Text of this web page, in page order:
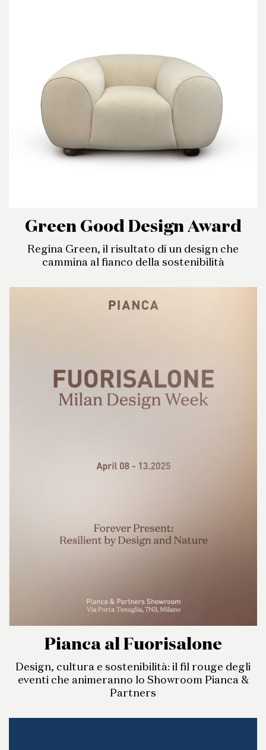
Green Good Design Award
Regina Green, il risultato di un design che
cammina al fianco della sostenibilità
Pianca al Fuorisalone
Design, cultura e sostenibilità: il fil rouge degli
eventi che animeranno lo Showroom Pianca &
Partners